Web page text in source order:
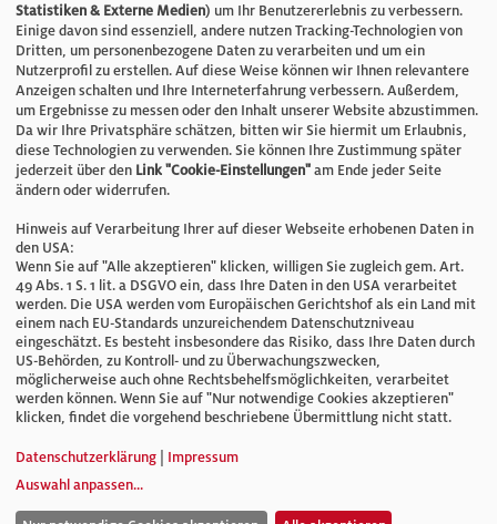
E-Mail:info@bauelemente-bau.eu
Unternehmen
Impressum
Cookie-Einstellungen
AGB
© Verlag für Fachpublizistik GmbH
Statistiken & Externe Medien) um Ihr Benutzererlebnis zu verbessern.
Einige davon sind essenziell, andere nutzen Tracking-Technologien von
Dritten, um personenbezogene Daten zu verarbeiten und um ein
Nutzerprofil zu erstellen. Auf diese Weise können wir Ihnen relevantere
Anzeigen schalten und Ihre Interneterfahrung verbessern. Außerdem,
um Ergebnisse zu messen oder den Inhalt unserer Website abzustimmen.
Da wir Ihre Privatsphäre schätzen, bitten wir Sie hiermit um Erlaubnis,
diese Technologien zu verwenden. Sie können Ihre Zustimmung später
jederzeit über den Link "Cookie-Einstellungen" am Ende jeder Seite
ändern oder widerrufen.
Hinweis auf Verarbeitung Ihrer auf dieser Webseite erhobenen Daten in
den USA:
Wenn Sie auf "Alle akzeptieren" klicken, willigen Sie zugleich gem. Art.
49 Abs. 1 S. 1 lit. a DSGVO ein, dass Ihre Daten in den USA verarbeitet
werden. Die USA werden vom Europäischen Gerichtshof als ein Land mit
einem nach EU-Standards unzureichendem Datenschutzniveau
eingeschätzt. Es besteht insbesondere das Risiko, dass Ihre Daten durch
US-Behörden, zu Kontroll- und zu Überwachungszwecken,
möglicherweise auch ohne Rechtsbehelfsmöglichkeiten, verarbeitet
werden können. Wenn Sie auf "Nur notwendige Cookies akzeptieren"
klicken, findet die vorgehend beschriebene Übermittlung nicht statt.
Datenschutzerklärung
Impressum
Auswahl anpassen...